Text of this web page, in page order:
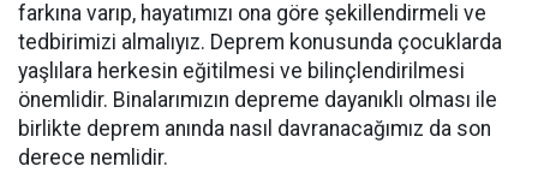
farkına varıp, hayatımızı ona göre şekillendirmeli ve
tedbirimizi almalıyız. Deprem konusunda çocuklarda
yaşlılara herkesin eğitilmesi ve bilinçlendirilmesi
önemlidir. Binalarımızın depreme dayanıklı olması ile
birlikte deprem anında nasıl davranacağımız da son
derece nemlidir.